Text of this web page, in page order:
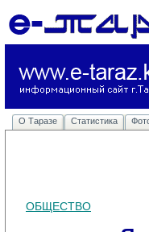
О Таразе Статистика
ОБЩЕСТВО